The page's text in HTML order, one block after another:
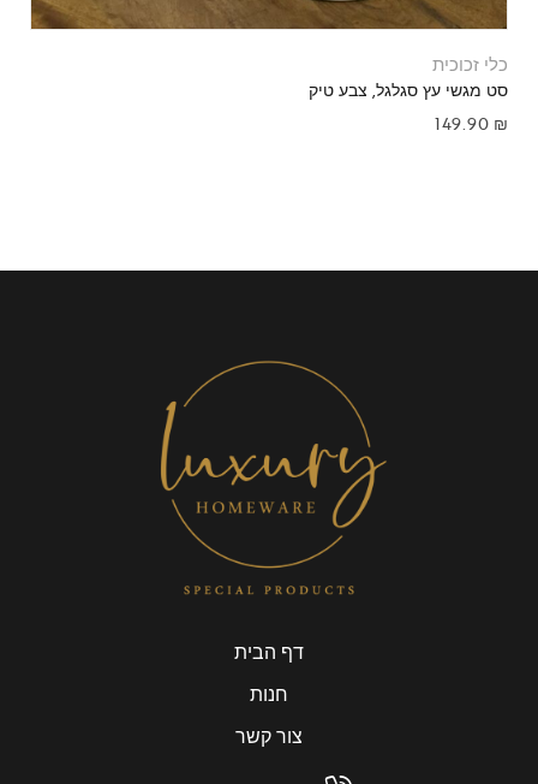
כלי זכוכית
סט מגשי עץ סגלגל, צבע טיק
149.90 ₪
דף הבית
חנות
צור קשר